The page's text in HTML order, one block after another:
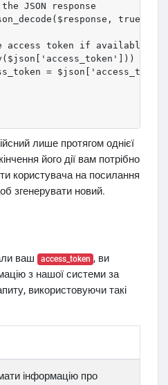
JSON response
true);
access token if available
{
=
лише протягом однієї
його дії вам потрібно
користувача на посилання
згенерувати новий.
ваш access_token , ви
з нашої системи за
використовуючи такі
інформацію про